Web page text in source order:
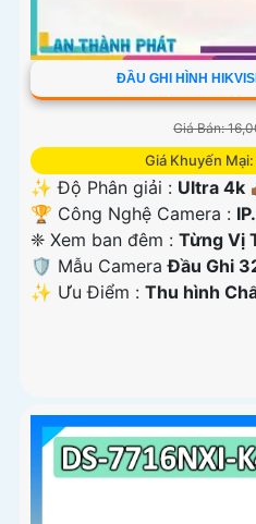
ĐẦU GHI HÌNH
Giá Bán:
Giá Khuyến
✨ Độ Phân giải : Ultra 4k
🏆 Công Nghệ Camera : IP.
❈ Xem ban đêm : Từng Vị
🛡 Mẫu CameraĐầu Ghi
️✨ Ưu Điểm : Thu hình